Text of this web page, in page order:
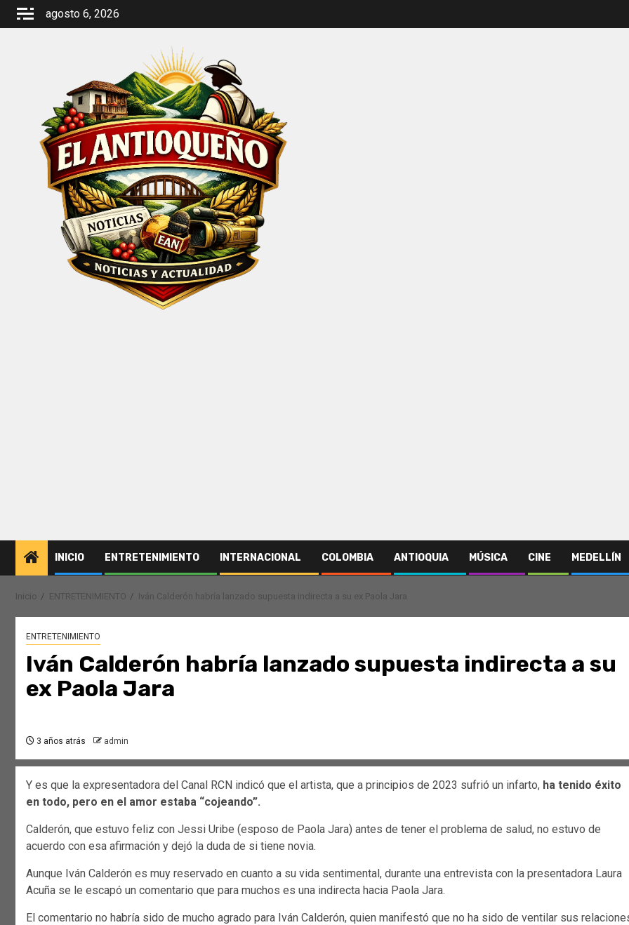
Saltar
agosto 6, 2026
INICIO ENTRETENIMIENTO INTERNACIONAL COLOMBIA ANTIOQUIA MÚSICA CINE MEDELLÍN
Inicio ENTRETENIMIENTO Iván Calderón habría lanzado supuesta indirecta a su ex Paola Jara
ENTRETENIMIENTO
Iván Calderón habría lanzado supuesta indirecta a su
ex Paola Jara
3 años atrás admin
Y es que la expresentadora del Canal RCN indicó que el artista, que a principios de 2023 sufrió un infarto, ha tenido éxito
en todo, pero en el amor estaba “cojeando”.
Calderón, que estuvo feliz con Jessi Uribe (esposo de Paola Jara) antes de tener el problema de salud, no estuvo de
acuerdo con esa afirmación y dejó la duda de si tiene novia.
Aunque Iván Calderón es muy reservado en cuanto a su vida sentimental, durante una entrevista con la presentadora Laura
Acuña se le escapó un comentario que para muchos es una indirecta hacia Paola Jara.
El comentario no habría sido de mucho agrado para Iván Calderón, quien manifestó que no ha sido de ventilar sus